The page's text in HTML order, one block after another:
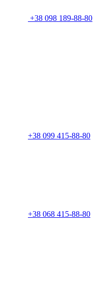
+38 098 189-88-80
+38 099 415-88-80
+38 068 415-88-80